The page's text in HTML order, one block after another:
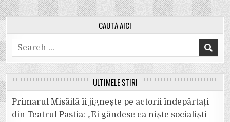
CAUTĂ AICI
Search
for:
ULTIMELE ȘTIRI
Primarul Misăilă îi jignește pe actorii îndepărtați
din Teatrul Pastia: „Ei gândesc ca niște socialiști